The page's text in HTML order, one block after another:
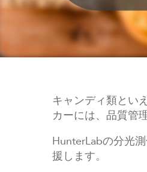
キャンディ類とい
カーには、品質管
HunterLabの分光
援します。